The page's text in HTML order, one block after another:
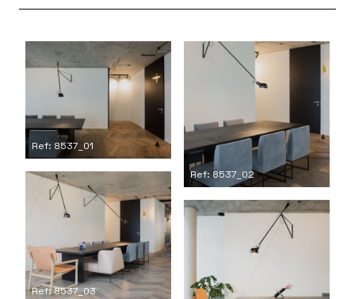
Ref: 8537_01
Ref: 8537_02
Ref: 8537_03